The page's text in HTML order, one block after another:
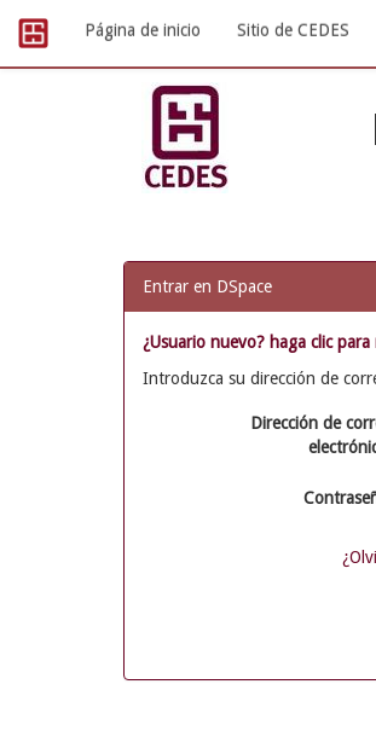
navigation
Página de inicio Sitio de CEDES
Entrar en DSpace
¿Usuario nuevo? haga clic
Introduzca su dirección de
Dirección de